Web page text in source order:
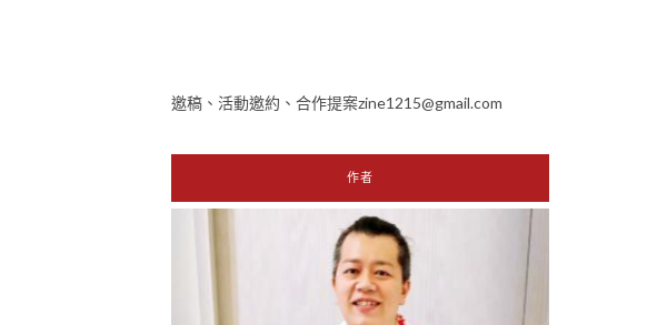
邀稿、活動邀約、合作提案zine1215@gmail.com
作者